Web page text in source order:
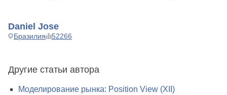
Daniel Jose
Бразилия 52266
Другие статьи автора
Моделирование рынка: Position View (XII)